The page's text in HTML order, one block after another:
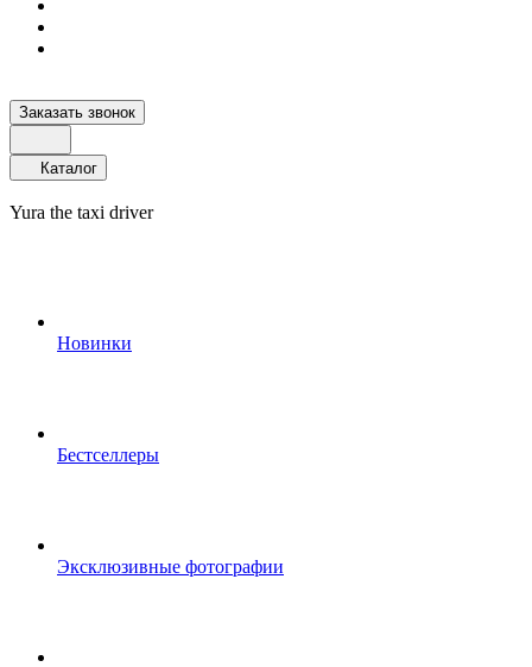
Заказать звонок
Каталог
Yura the taxi driver
Новинки
Бестселлеры
Эксклюзивные фотографии